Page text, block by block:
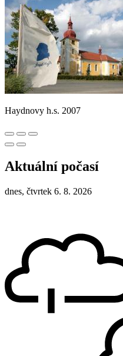
Haydnovy h.s. 2007
Aktuální počasí
dnes, čtvrtek 6. 8. 2026